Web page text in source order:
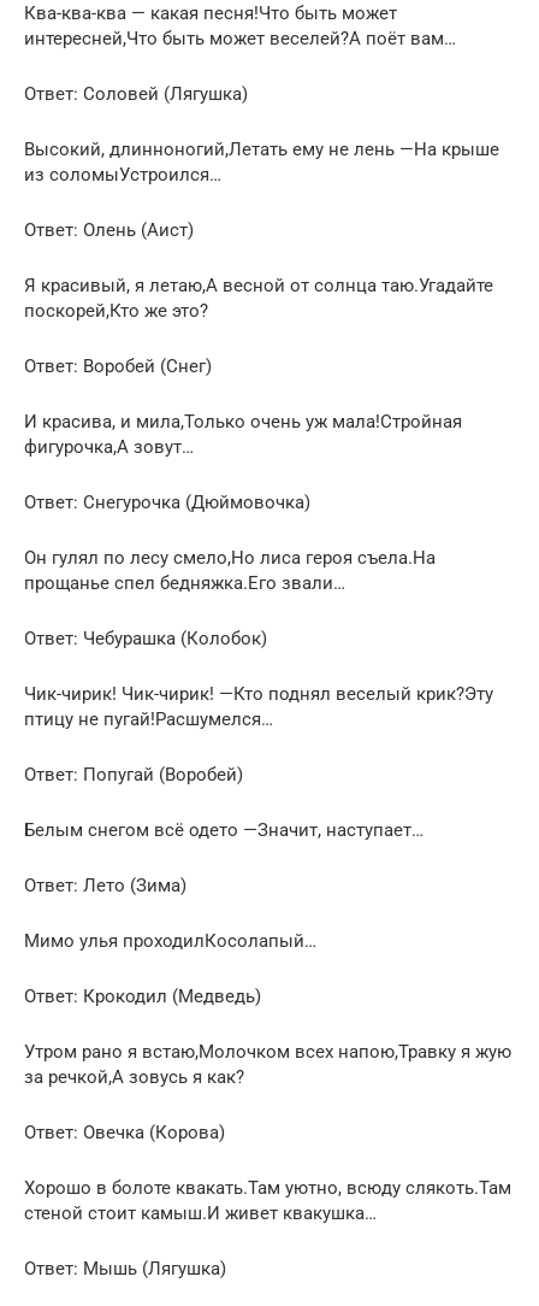
Ква-ква-ква — какая песня!Что быть может
интересней,Что быть может веселей?А поёт вам…
Ответ: Соловей (Лягушка)
Высокий, длинноногий,Летать ему не лень —На крыше
из соломыУстроился…
Ответ: Олень (Аист)
Я красивый, я летаю,А весной от солнца таю.Угадайте
поскорей,Кто же это?
Ответ: Воробей (Снег)
И красива, и мила,Только очень уж мала!Стройная
фигурочка,А зовут…
Ответ: Снегурочка (Дюймовочка)
Он гулял по лесу смело,Но лиса героя съела.На
прощанье спел бедняжка.Его звали…
Ответ: Чебурашка (Колобок)
Чик-чирик! Чик-чирик! —Кто поднял веселый крик?Эту
птицу не пугай!Расшумелся…
Ответ: Попугай (Воробей)
Белым снегом всё одето —Значит, наступает…
Ответ: Лето (Зима)
Мимо улья проходилКосолапый…
Ответ: Крокодил (Медведь)
Утром рано я встаю,Молочком всех напою,Травку я жую
за речкой,А зовусь я как?
Ответ: Овечка (Корова)
Хорошо в болоте квакать.Там уютно, всюду слякоть.Там
стеной стоит камыш.И живет квакушка…
Ответ: Мышь (Лягушка)